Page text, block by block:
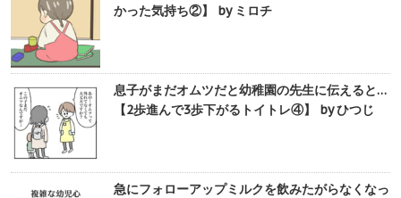
かった気持ち②】 by ミロチ
息子がまだオムツだと幼稚園の先生に伝えると…
【2歩進んで3歩下がるトイトレ④】 by ひつじ
急にフォローアップミルクを飲みたがらなくなっ